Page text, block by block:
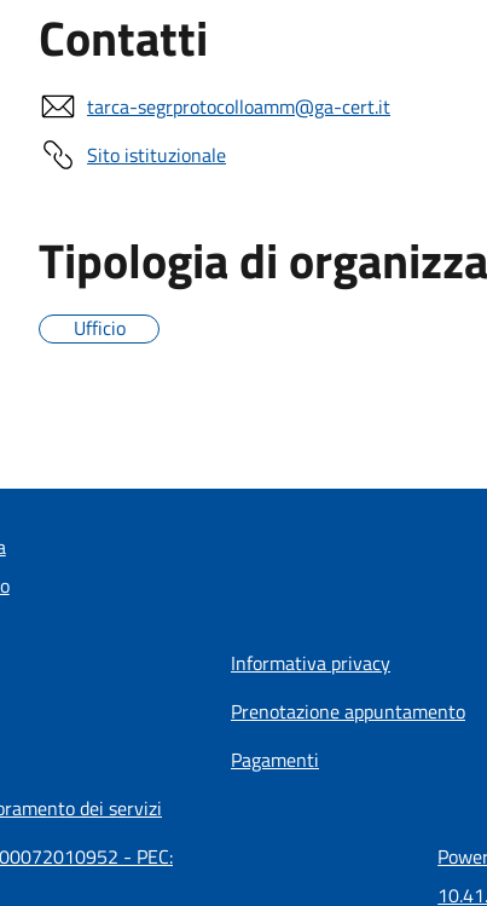
Contatti
tarca-segrprotocolloamm@ga-cert.it
Sito istituzionale
Tipologia di
Ufficio
Informativa privacy
Prenotazione appuntamento
Pagamenti
dei servizi
- PEC: